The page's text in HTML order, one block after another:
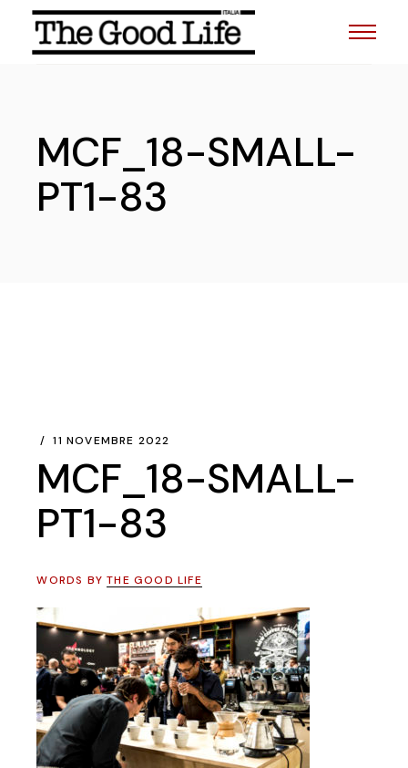
MCF_18-SMALL-
PT1-83
11 NOVEMBRE 2022
MCF_18-SMALL-
PT1-83
WORDS BYTHE GOOD LIFE